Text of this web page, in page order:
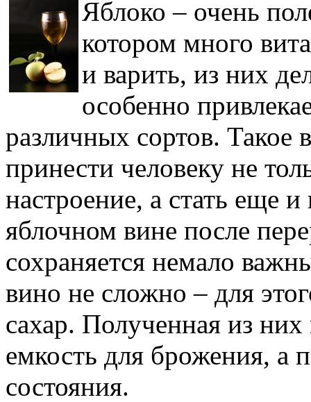
Яблоко – очень
котором много
и варить, из них
особенно
различных сортов.
принести человеку не
настроение, а стать еще
яблочном вине после
сохраняется немало
вино не сложно – для
сахар. Полученная из
емкость для брожения, а
состояния.